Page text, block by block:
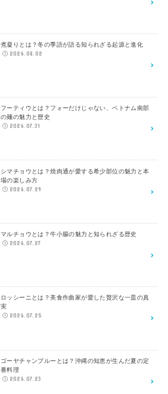
煮凝りとは？冬の季語が語る知られざる起源と進化
2026.08.02
フーティウとは？フォーだけじゃない、ベトナム南部
の麺の魅力と歴史
2026.07.31
シマチョウとは？焼肉通が愛する希少部位の魅力と本
場の楽しみ方
2026.07.29
マルチョウとは？牛小腸の魅力と知られざる歴史
2026.07.27
ロッシーニとは？美食作曲家が愛した贅沢な一皿の真
実
2026.07.25
ゴーヤチャンプルーとは？沖縄の知恵が生んだ夏の定
番料理
2026.07.23